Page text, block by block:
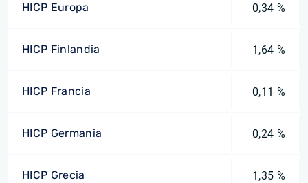
HICP Europa 0,34 %
HICP Finlandia 1,64 %
HICP Francia 0,11 %
HICP Germania 0,24 %
HICP Grecia 1,35 %